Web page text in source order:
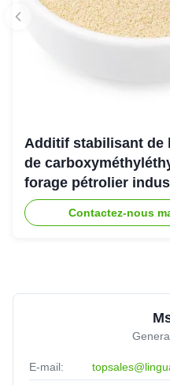
Additif stabilisant de
de
forage pétrolier
Contactez-nous
E-mail: